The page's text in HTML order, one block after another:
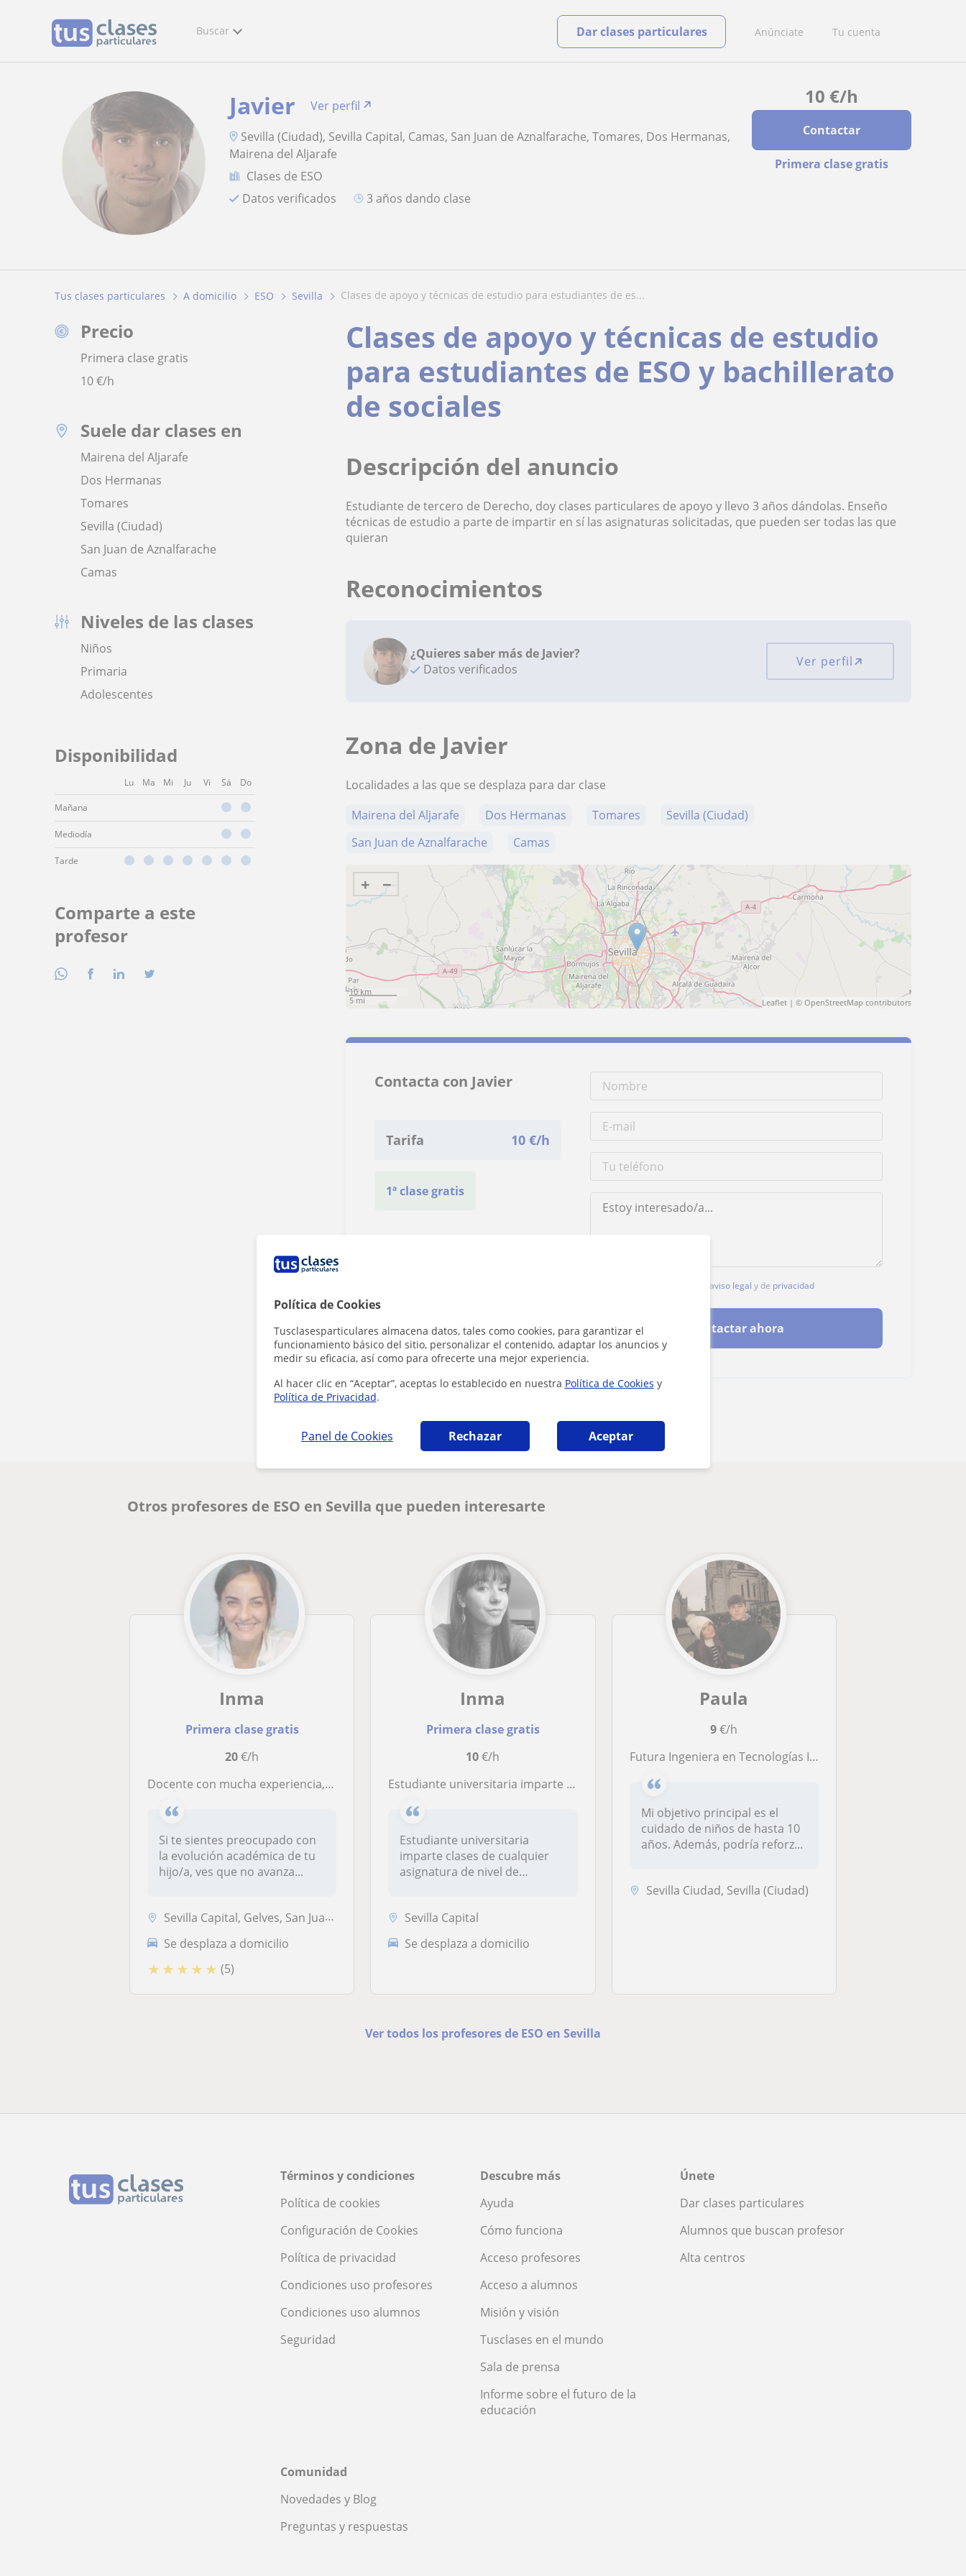
Política de Cookies
Tusclasesparticulares almacena datos, tales como cookies, para garantizar el
funcionamiento básico del sitio, personalizar el contenido, adaptar los anuncios y
medir su eficacia, así como para ofrecerte una mejor experiencia.
Al hacer clic en “Aceptar”, aceptas lo establecido en nuestra Política de Cookies y
Política de Privacidad.
Panel de Cookies Rechazar Aceptar
Buscar Anúnciate Tu cuenta
Dar clases particulares
10 €/h
Contactar
Primera clase gratis
Javier
Ver perfil
Sevilla (Ciudad), Sevilla Capital, Camas, San Juan de Aznalfarache, Tomares, Dos Hermanas,
Mairena del Aljarafe
Clases de ESO
Datos verificados
3 años dando clase
Tus clases particulares A domicilio ESO Sevilla clases de apoyo y técnicas de estudio para estudiantes de es...
Precio
Primera clase gratis
10€/h
Suele dar clases en
Mairena del Aljarafe
Dos Hermanas
Tomares
Sevilla (Ciudad)
San Juan de Aznalfarache
Camas
Niveles de las clases
Niños
Primaria
Adolescentes
Disponibilidad
Lu Ma Mi Ju Vi Sá Do
Mañana
Mediodía
Tarde
Comparte a este
profesor
Clases de apoyo y técnicas de estudio
para estudiantes de ESO y bachillerato
de sociales
Descripción del anuncio
Estudiante de tercero de Derecho, doy clases particulares de apoyo y llevo 3 años dándolas. Enseño
técnicas de estudio a parte de impartir en sí las asignaturas solicitadas, que pueden ser todas las que
quieran
Reconocimientos
¿Quieres saber más de Javier?
Datos verificados
Ver perfil
Zona de Javier
Localidades a las que se desplaza para dar clase
Mairena del Aljarafe
Dos Hermanas Tomares
Sevilla (Ciudad)
San Juan de Aznalfarache
Camas
+ −
10 km
5 mi
Leaflet| © OpenStreetMap contributors
Contacta con Javier
Tarifa 10 €/h
1ª clase gratis
aviso legal y de privacidad
Contactar ahora
¿Hay algún error en este perfil?
Otros profesores de ESO en Sevilla que pueden interesarte
Inma
Primera clase gratis
20€/h
Docente con mucha experiencia, clases de apoyo y refuerzo en Geografía e Historia: Secundaria y Bachillerato
Si te sientes preocupado con
la evolución académica de tu
hijo/a, ves que no avanza...
Sevilla Capital, Gelves, San Juan de Aznalfarache
Se desplaza a domicilio
★ ★ ★ ★ ★ (5)
Inma
Primera clase gratis
10€/h
Estudiante universitaria imparte clases de cualquier asignatura de nivel de primaria y de Lengua, Latín, Economía e Historia para los niveles de ESO y Bachillerato
Estudiante universitaria
imparte clases de cualquier
asignatura de nivel de
Sevilla Capital
Se desplaza a domicilio
Paula
9€/h
Futura Ingeniera en Tecnologías Industriales por la Universidad de Sevilla
Mi objetivo principal es el
cuidado de niños de hasta 10
años. Además, podría reforz...
Sevilla Ciudad, Sevilla (Ciudad)
Ver todos los profesores de ESO en Sevilla
Términos y condiciones
Política de cookies
Configuración de Cookies
Política de privacidad
Condiciones uso profesores
Condiciones uso alumnos
Seguridad
Descubre más
Ayuda
Cómo funciona
Acceso profesores
Acceso a alumnos
Misión y visión
Tusclases en el mundo
Sala de prensa
Informe sobre el futuro de la
educación
Únete
Dar clases particulares
Alumnos que buscan profesor
Alta centros
Comunidad
Novedades y Blog
Preguntas y respuestas